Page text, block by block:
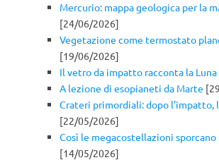
Mercurio: mappa geologica per la
[24/06/2026]
Vegetazione come termostato
[19/06/2026]
Il vetro da impatto racconta la Luna
A lezione di esopianeti da Marte
Crateri primordiali: dopo l’impatto,
[22/05/2026]
Così le megacostellazioni sporcano
[14/05/2026]